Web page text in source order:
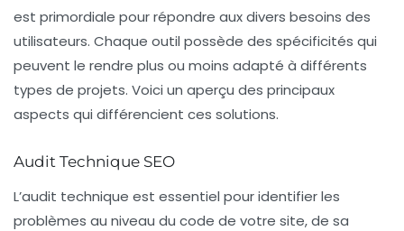
est primordiale pour répondre aux divers besoins des
utilisateurs. Chaque outil possède des spécificités qui
peuvent le rendre plus ou moins adapté à différents
types de projets. Voici un aperçu des principaux
aspects qui différencient ces solutions.
Audit Technique SEO
L’audit technique est essentiel pour identifier les
problèmes au niveau du code de votre site, de sa